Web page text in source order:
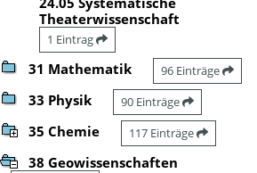
Theaterwissenschaft
1 Eintrag
31 Mathematik 96 Einträge
33 Physik 90 Einträge
35 Chemie 117 Einträge
38 Geowissenschaften